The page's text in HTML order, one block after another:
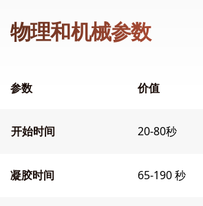
物理和机械参数
参数 价值
开始时间 20-80秒
凝胶时间 65-190 秒